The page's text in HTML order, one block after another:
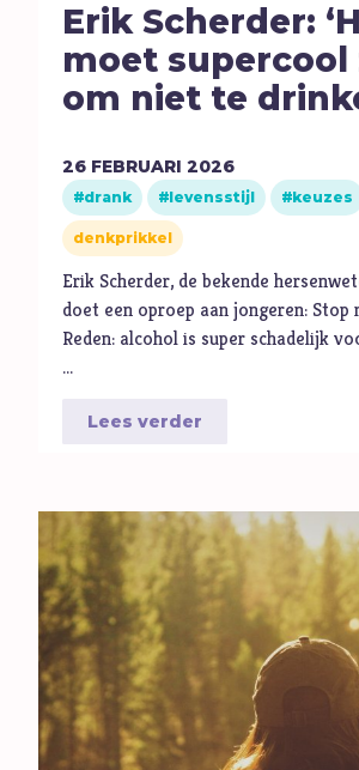
Erik Scherder:
moet supercool
om niet te
26 FEBRUARI 2026
drank levensstijl keuzes
denkprikkel
Erik Scherder, de bekende
doet een oproep aan jongeren: Stop
Reden: alcohol is super schadelijk
…
Lees verder